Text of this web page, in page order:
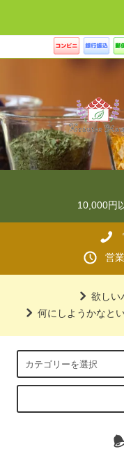
10,000円
営
欲しい
何にしようかなと